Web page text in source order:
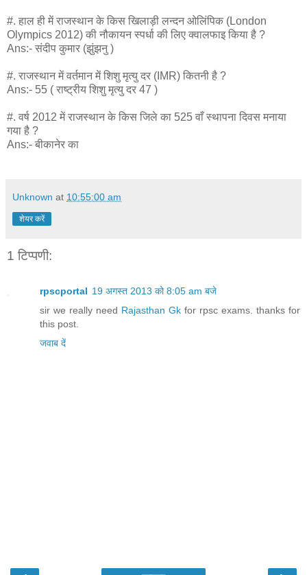
#. हाल ही में राजस्थान के किस खिलाड़ी लन्दन ओलिंपिक (London
Olympics 2012) की नौकायन स्पर्धा की लिए क्वालफाइ किया है ?
Ans:- संदीप कुमार (झुंझनु )
#. राजस्थान में वर्तमान में शिशु मृत्यु दर (IMR) कितनी है ?
Ans:- 55 ( राष्ट्रीय शिशु मृत्यु दर 47 )
#. वर्ष 2012 में राजस्थान के किस जिले का 525 वाँ स्थापना दिवस मनाया
गया है ?
Ans:- बीकानेर का
Unknown at 10:55:00 am
शेयर करें
1 टिप्पणी:
rpscportal 19 अगस्त 2013 को 8:05 am बजे
sir we really need Rajasthan Gk for rpsc exams. thanks for
this post.
जवाब दें